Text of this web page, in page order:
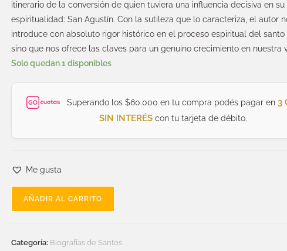
itinerario de la conversión de quien tuviera una influencia decisiva en su
espiritualidad: San Agustín. Con la sutileza que lo caracteriza, el autor
introduce con absoluto rigor histórico en el proceso espiritual del santo
sino que nos ofrece las claves para un genuino crecimiento en nuestra
Solo quedan 1 disponibles
Superando los $60.000 en tu compra podés pagar en 3
SIN INTERÉScon tu tarjeta de débito.
Me gusta
AÑADIR AL CARRITO
Categoría: Biografías de Santos